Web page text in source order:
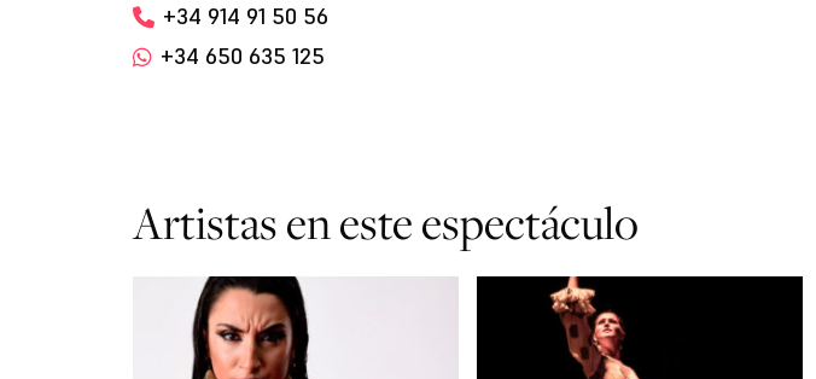
+34 914 91 50 56
+34 650 635 125
Artistas en este espectáculo